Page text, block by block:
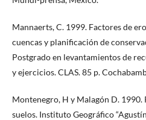
Mannaerts, C. 1999. Factores de
cuencas y planificación de
Postgrado en levantamientos de
y ejercicios. CLAS. 85 p.
Montenegro, H y Malagón D. 1990.
suelos. Instituto Geográfico